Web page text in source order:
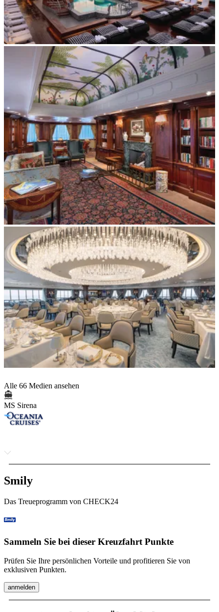
Alle 66 Medien ansehen
MS Sirena
Smily
Das Treueprogramm von CHECK24
Sammeln Sie bei dieser Kreuzfahrt Punkte
Prüfen Sie Ihre persönlichen Vorteile und profitieren Sie von
exklusiven Punkten.
anmelden